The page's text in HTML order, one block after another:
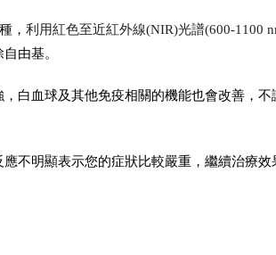
， 利用紅色至近紅外線(NIR)光譜(600-1100
由基。
白血球及其他免疫相關的機能也會改善，不
不明顯表示您的症狀比較嚴重，繼續治療效